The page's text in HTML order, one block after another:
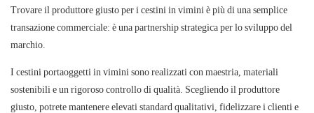
Trovare il produttore giusto per i cestini in vimini è più di una semplice
transazione commerciale: è una partnership strategica per lo sviluppo del
marchio.
I cestini portaoggetti in vimini sono realizzati con maestria, materiali
sostenibili e un rigoroso controllo di qualità. Scegliendo il produttore
giusto, potrete mantenere elevati standard qualitativi, fidelizzare i clienti e